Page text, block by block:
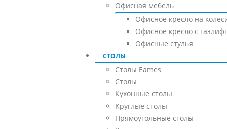
Офисная мебель
Офисное кресло на
Офисное кресло с
Офисные стулья
СТОЛЫ
Столы Eames
Столы
Кухонные столы
Круглые столы
Прямоугольные столы